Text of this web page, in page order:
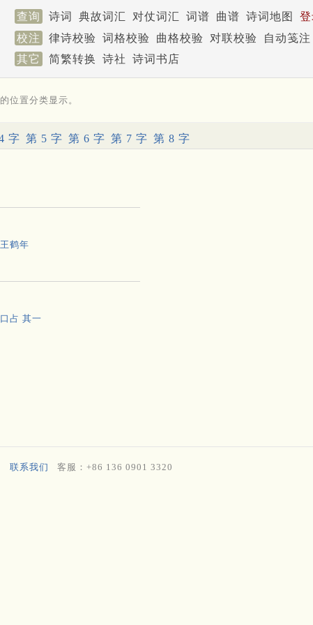
查询 诗词 典故词汇 对仗词汇 词谱 曲谱 诗词地图
校注 律诗校验 词格校验 曲格校验 对联校验
自动笺注
其它 简繁转换 诗社 诗词书店
位置分类显示。
字 第 5 字 第 6 字 第 7 字 第 8 字
鹤年
占 其一
联系我们 客服：+86 136 0901 3320